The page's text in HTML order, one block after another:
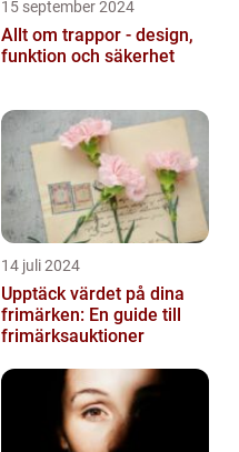
15 september 2024
Allt om trappor - design,
funktion och säkerhet
14 juli 2024
Upptäck värdet på dina
frimärken: En guide till
frimärksauktioner